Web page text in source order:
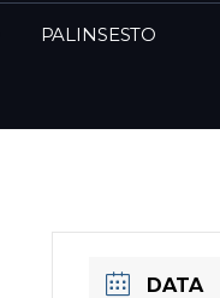
PALINSESTO
DATA